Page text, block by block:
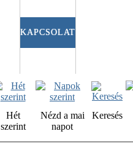
KAPCSOLAT
Hét
szerint
Nézd a mai
napot
Keresés